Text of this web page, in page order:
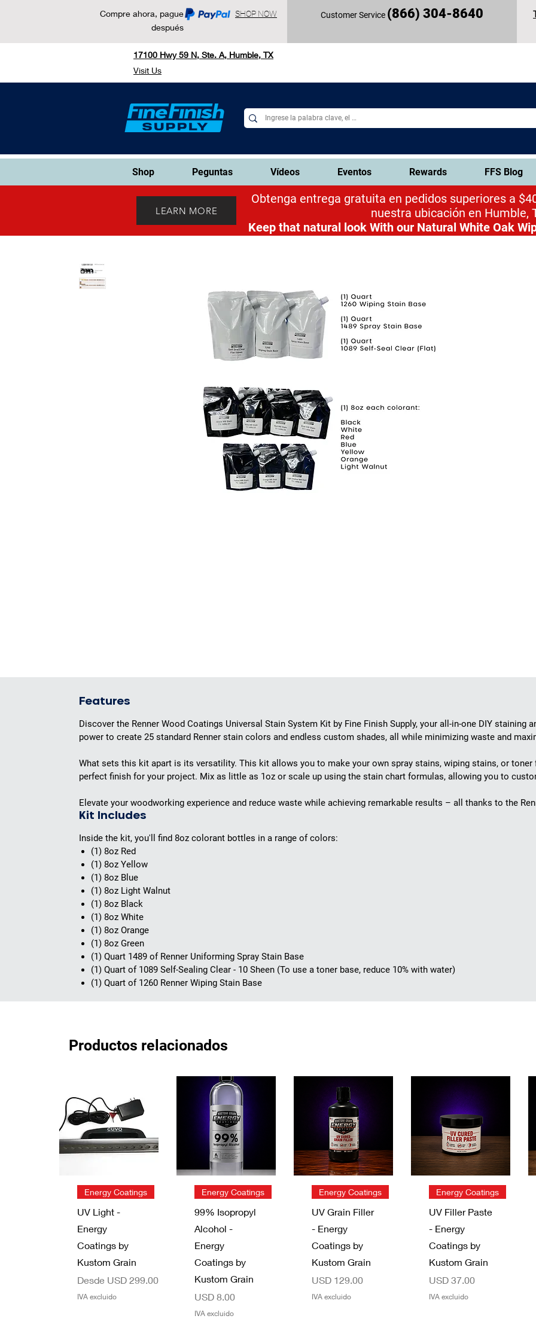
Compre ahora, pague
después
SHOP NOW Customer Service (866) 304-8640
17100 Hwy 59 N, Ste. A, Humble, TX
Visit Us
Shop Peguntas Vídeos Eventos Rewards FFS Blog
LEARN MORE
Keep that natural look With our Natural White Oak
Obtenga entrega gratuita en pedidos superiores a
nuestra ubicación en Humble,
Features
Discover the Renner Wood Coatings Universal Stain System Kit by Fine Finish Supply, your all-in-one DIY
power to create 25 standard Renner stain colors and endless custom shades, all while minimizing waste and
What sets this kit apart is its versatility. This kit allows you to make your own spray stains, wiping stains, or
perfect finish for your project. Mix as little as 1oz or scale up using the stain chart formulas, allowing you to
Elevate your woodworking experience and reduce waste while achieving remarkable results – all thanks to the
Kit Includes
Inside the kit, you'll find 8oz colorant bottles in a range of colors:
(1) 8oz Red
(1) 8oz Yellow
(1) 8oz Blue
(1) 8oz Light Walnut
(1) 8oz Black
(1) 8oz White
(1) 8oz Orange
(1) 8oz Green
(1) Quart 1489 of Renner Uniforming Spray Stain Base
(1) Quart of 1089 Self-Sealing Clear - 10 Sheen (To use a toner base, reduce 10% with water)
(1) Quart of 1260 Renner Wiping Stain Base
Productos relacionados
Vista rápida
Energy Coatings
UV Light -
Energy
Coatings by
Kustom Grain
Desde USD 299.00
Precio de oferta
IVA excluido
Vista rápida
Energy Coatings
99% Isopropyl
Alcohol -
Energy
Coatings by
Kustom Grain
Precio
USD 8.00
IVA excluido
Vista rápida
Energy Coatings
UV Grain Filler
- Energy
Coatings by
Kustom Grain
Precio
USD 129.00
IVA excluido
Vista rápida
Energy Coatings
UV Filler Paste
- Energy
Coatings by
Kustom Grain
Precio
USD 37.00
IVA excluido